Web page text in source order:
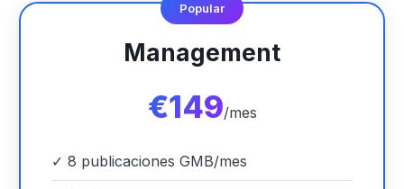
Popular
Management
€149/mes
✓ 8 publicaciones GMB/mes